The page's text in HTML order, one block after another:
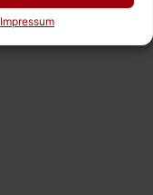
Impressum